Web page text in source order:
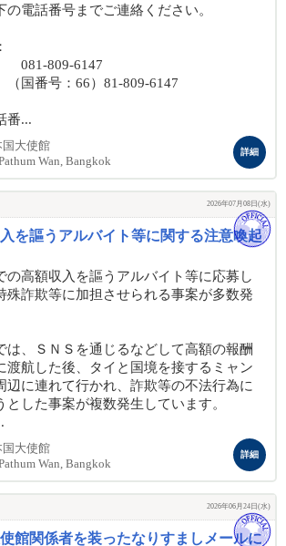
の電話番号までご連絡ください。
809-6147
国番号：66）81-809-6147
番...
大使館
Wan, Bangkok
詳細
2026年07月08日(水)
を謳うアルバイト等に関する注意喚起
高額収入を謳うアルバイト等に応募し
殊詐欺等に加担させられる事案が多数発
、ＳＮＳを通じるなどして高額の報酬
渡航した後、タイと国境を接するミャン
辺に連れて行かれ、詐欺等の不法行為に
とした事案が複数発生しています。
大使館
Wan, Bangkok
詳細
2026年06月24日(水)
館関係者を装ったなりすましメールに